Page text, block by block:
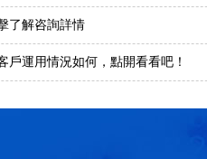
了解咨詢詳情
戶運用情況如何，點開看看吧！